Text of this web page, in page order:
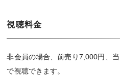
視聴料金
非会員の場合、前売り7,000円、
で視聴できます。